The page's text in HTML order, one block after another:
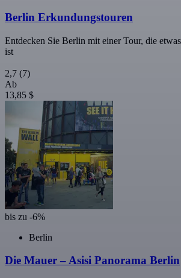
Berlin Erkundungstouren
Entdecken Sie Berlin mit einer Tour, die
ist
2,7 (7)
Ab
13,85 $
bis zu -6%
Berlin
Die Mauer – Asisi Panorama Berlin